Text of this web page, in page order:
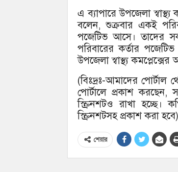
এ ব্যাপারে উপজেলা
বলেন, শুক্রবার একই
পজেটিভ আসে। তাদের
পরিবারের কর্তার
উপজেলা স্বাস্থ্য
(বিঃদ্রঃ-আমাদের
পোর্টালে প্রকাশ করছেন,
স্ক্রিনশটও রাখা
স্ক্রিনশটসহ প্রকাশ করা হবে)
শেয়ার